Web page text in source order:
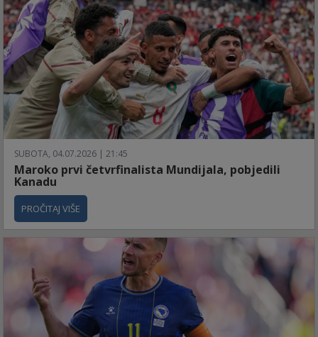
SUBOTA, 04.07.2026 | 21:45
Maroko prvi četvrfinalista Mundijala, pobjedili
Kanadu
PROČITAJ VIŠE